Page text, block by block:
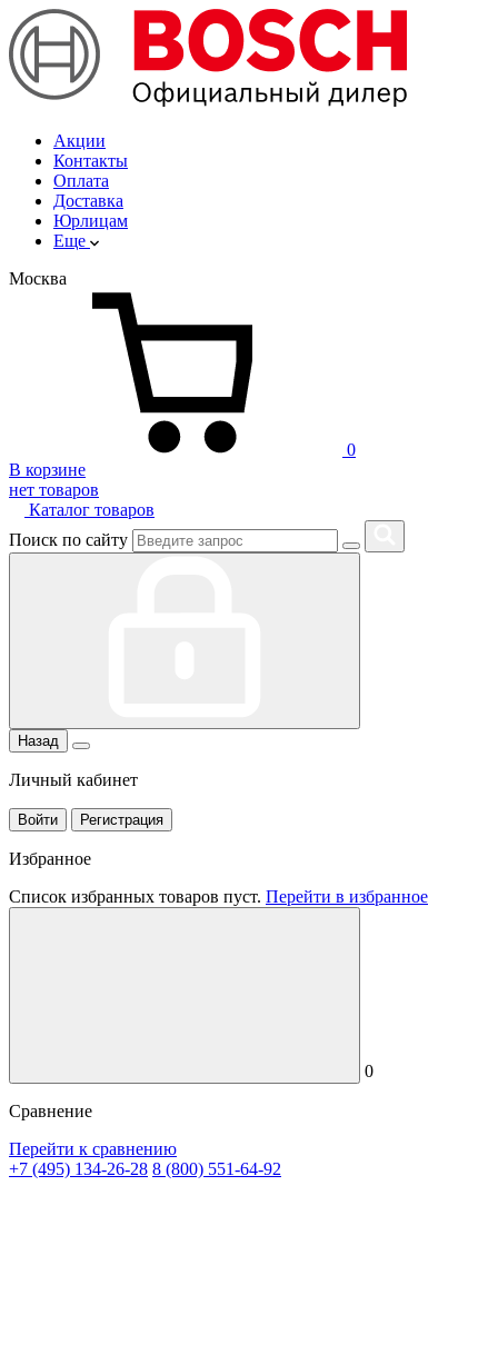
Акции
Контакты
Оплата
Доставка
Юрлицам
Еще
Москва
0
В корзине
нет товаров
Каталог товаров
Поиск по сайту
Назад
Личный кабинет
Войти Регистрация
Избранное
Список избранных товаров пуст. Перейти в избранное
0
Сравнение
Перейти к сравнению
+7 (495) 134-26-28 8 (800) 551-64-92